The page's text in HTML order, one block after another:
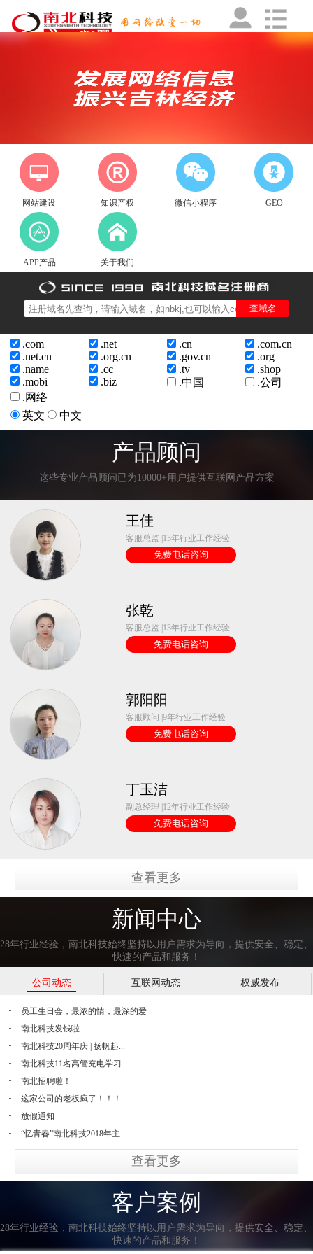
网站建设 知识产权 微信小程序 GEO
APP产品 关于我们
.com .net .cn
.com.cn
.net.cn
.org.cn .gov.cn
.org
.name
.cc .tv
.shop
.mobi
.biz .中国
.公司
.网络
英文
中文
产品顾问
这些专业产品顾问已为10000+用户提供互联网产品方案
王佳
客服总监 |13年行业工作经验
免费电话咨询
张乾
客服总监 |13年行业工作经验
免费电话咨询
郭阳阳
客服顾问 |9年行业工作经验
免费电话咨询
丁玉洁
副总经理 |12年行业工作经验
免费电话咨询
查看更多
新闻中心
28年行业经验，南北科技始终坚持以用户需求为导向，提供安全、稳定、
快速的产品和服务！
公司动态 互联网动态 权威发布
员工生日会，最浓的情，最深的爱
南北科技发钱啦
南北科技20周年庆 | 扬帆起...
南北科技11名高管充电学习
南北招聘啦！
这家公司的老板疯了！！！
放假通知
“忆青春”南北科技2018年主...
查看更多
客户案例
28年行业经验，南北科技始终坚持以用户需求为导向，提供安全、稳定、
快速的产品和服务！